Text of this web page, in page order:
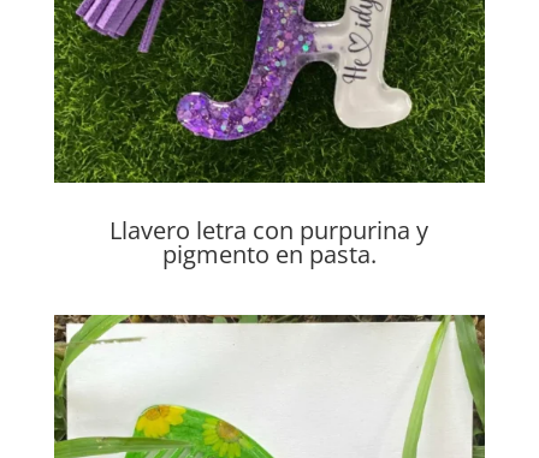
Llavero letra con purpurina y
pigmento en pasta.